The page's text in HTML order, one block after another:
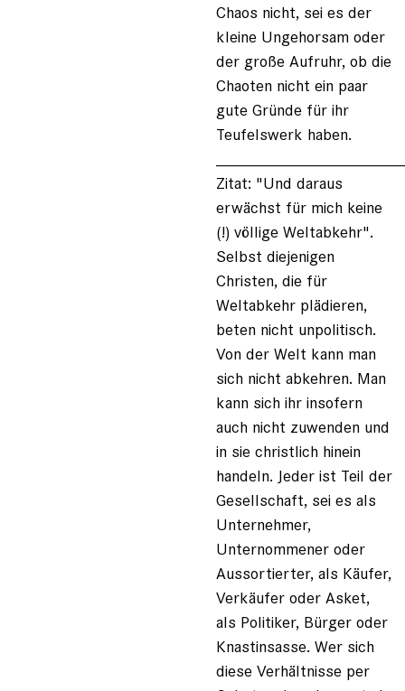
Chaos nicht, sei es der
kleine Ungehorsam oder
der große Aufruhr, ob die
Chaoten nicht ein paar
gute Gründe für ihr
Teufelswerk haben.
Zitat: "Und daraus
erwächst für mich keine
(!) völlige Weltabkehr".
Selbst diejenigen
Christen, die für
Weltabkehr plädieren,
beten nicht unpolitisch.
Von der Welt kann man
sich nicht abkehren. Man
kann sich ihr insofern
auch nicht zuwenden und
in sie christlich hinein
handeln. Jeder ist Teil der
Gesellschaft, sei es als
Unternehmer,
Unternommener oder
Aussortierter, als Käufer,
Verkäufer oder Asket,
als Politiker, Bürger oder
Knastinsasse. Wer sich
diese Verhältnisse per